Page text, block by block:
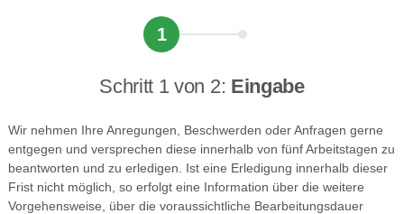
1
Schritt 1 von 2: Eingabe
Wir nehmen Ihre Anregungen, Beschwerden oder Anfragen gerne
entgegen und versprechen diese innerhalb von fünf Arbeitstagen zu
beantworten und zu erledigen. Ist eine Erledigung innerhalb dieser
Frist nicht möglich, so erfolgt eine Information über die weitere
Vorgehensweise, über die voraussichtliche Bearbeitungsdauer